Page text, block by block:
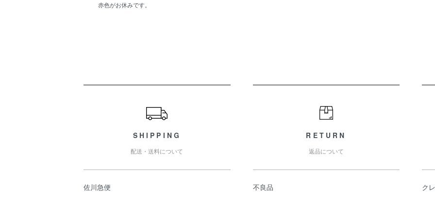
赤色がお休みです。
SHIPPING
配送・送料について
佐川急便
RETURN
返品について
不良品
ク